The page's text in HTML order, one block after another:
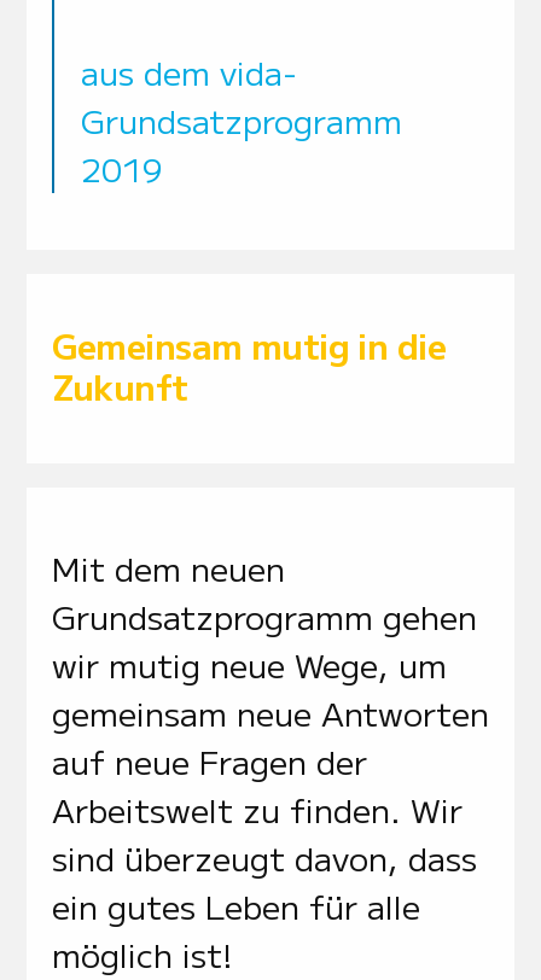
aus dem vida-
Grundsatzprogramm
2019
Gemeinsam mutig in die
Zukunft
Mit dem neuen
Grundsatzprogramm gehen
wir mutig neue Wege, um
gemeinsam neue Antworten
auf neue Fragen der
Arbeitswelt zu finden. Wir
sind überzeugt davon, dass
ein gutes Leben für alle
möglich ist!